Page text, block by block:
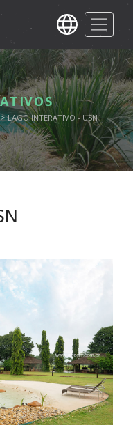
LAGO INTERATIVO - USN